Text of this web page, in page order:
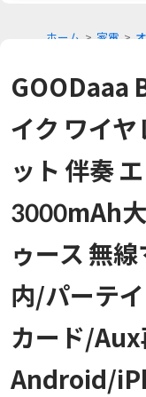
ホーム 家電
GOODaaa
イク ワイヤ
ット 伴奏
3000mAh
ゥース 無
内/パーテ
カード/Aux
Android/